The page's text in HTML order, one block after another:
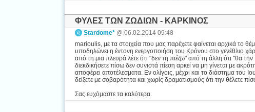
ΦΥΛΕΣ ΤΩΝ ΖΩΔΙΩΝ - ΚΑΡΚΙΝΟΣ
Stardome* @ 06.02.2014 09:48
marioulis, με τα στοιχεία που μας παρέχετε φαίνεται αρχικά το
υποδηλώνει η έντονη ενεργοποιήση του Κρόνου στο γενέθλιο
από τη μια πλευρά λέτε ότι "δεν τη πιέζω" από τη άλλη ότι "θα
διεκδικήσετε πίσω δεν συνιστά πίεση αρκεί να μη γίνεται με
αποφέρει αποτέλεσματα. Εν ολίγοις, μέχρι και το διάστημα του
δείξετε με σοβαρότητα και χωρίς δραματισμούς ότι την θέλετε
Σας ευχόμαστε τα καλύτερα.